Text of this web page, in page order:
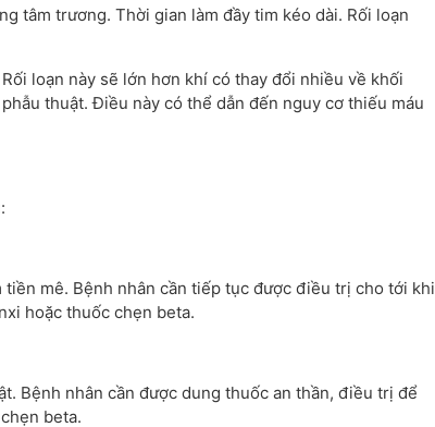
tâm trương. Thời gian làm đầy tim kéo dài. Rối loạn
loạn này sẽ lớn hơn khí có thay đổi nhiều về khối
thuật. Điều này có thể dẫn đến nguy cơ thiếu máu
mê. Bệnh nhân cần tiếp tục được điều trị cho tới khi
hoặc thuốc chẹn beta.
Bệnh nhân cần được dung thuốc an thần, điều trị để
beta.